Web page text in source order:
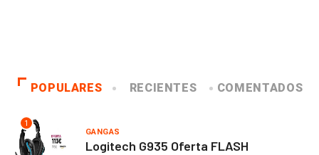
POPULARES RECIENTES COMENTADOS
1
GANGAS
Logitech G935 Oferta FLASH